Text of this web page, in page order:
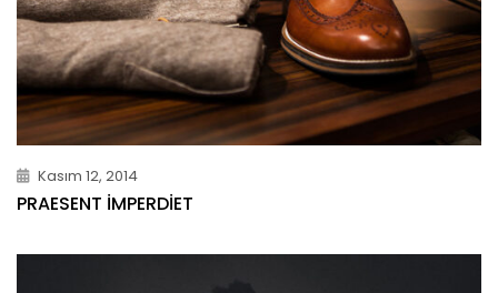
Kasım 12, 2014
PRAESENT IMPERDIET